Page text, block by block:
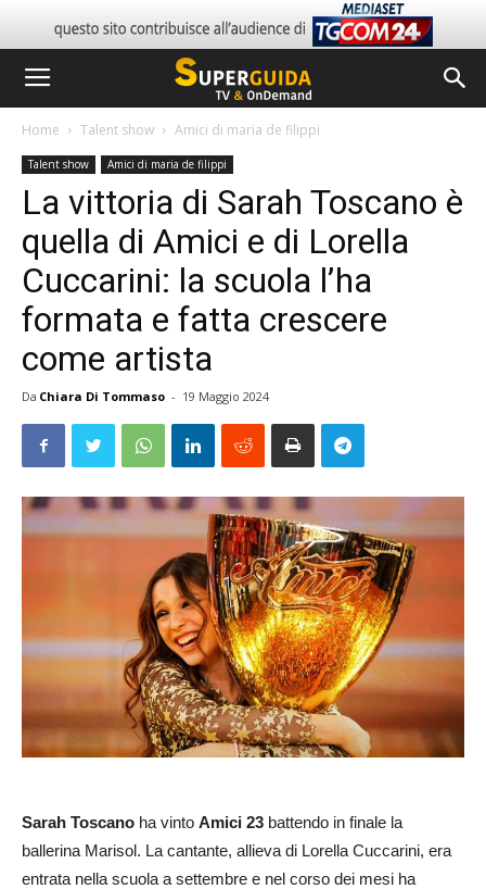
Home Talent show Amici di maria de filippi
Talent show Amici di maria de filippi
La vittoria di Sarah Toscano è
quella di Amici e di Lorella
Cuccarini: la scuola l’ha
formata e fatta crescere
come artista
Da Chiara Di Tommaso - 19 Maggio 2024
Sarah Toscano ha vinto Amici 23 battendo in finale la
ballerina Marisol. La cantante, allieva di Lorella Cuccarini, era
entrata nella scuola a settembre e nel corso dei mesi ha